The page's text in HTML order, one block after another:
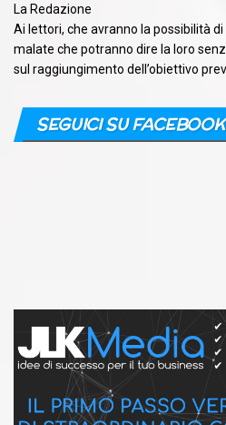
La Redazione
Ai lettori, che avranno la possibilità
malate che potranno dire la loro
sul raggiungimento dell’obiettivo
SEGUICI SU FACEBOOK